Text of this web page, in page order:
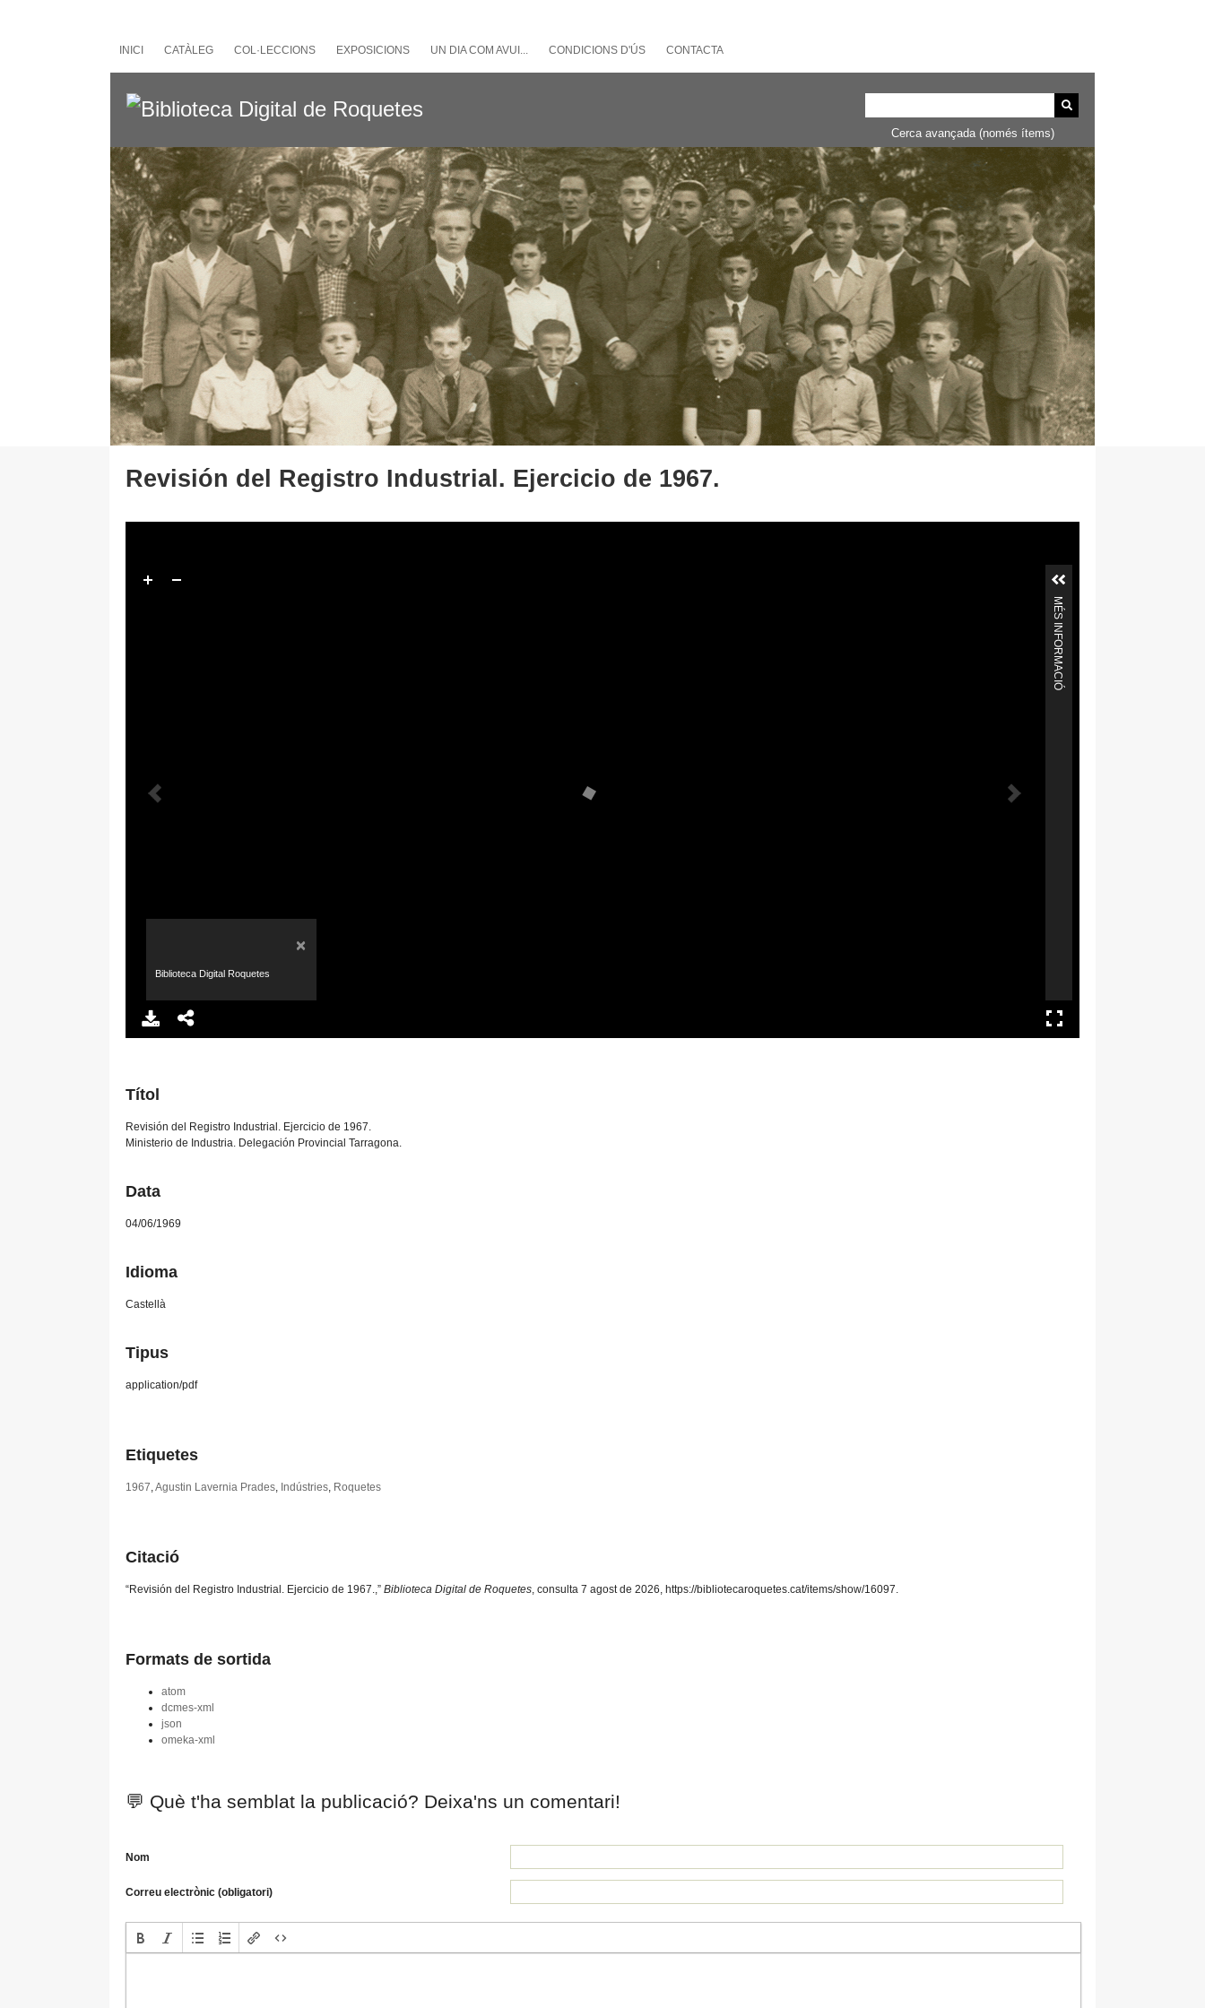
INICI CATÀLEG COL·LECCIONS EXPOSICIONS UN DIA COM AVUI... CONDICIONS D'ÚS CONTACTA
Cerca avançada (només ítems)
Revisión del Registro Industrial. Ejercicio de 1967.
×
Biblioteca Digital Roquetes
MÉS INFORMACIÓ
Títol
Revisión del Registro Industrial. Ejercicio de 1967.
Ministerio de Industria. Delegación Provincial Tarragona.
Data
04/06/1969
Idioma
Castellà
Tipus
application/pdf
Etiquetes
1967,Agustin Lavernia Prades, Indústries, Roquetes
Citació
“Revisión del Registro Industrial. Ejercicio de 1967.,” Biblioteca Digital de Roquetes, consulta 7 agost de 2026, https://bibliotecaroquetes.cat/items/show/16097.
Formats de sortida
atom
dcmes-xml
json
omeka-xml
💬 Què t'ha semblat la publicació? Deixa'ns un comentari!
Nom
Correu electrònic (obligatori)